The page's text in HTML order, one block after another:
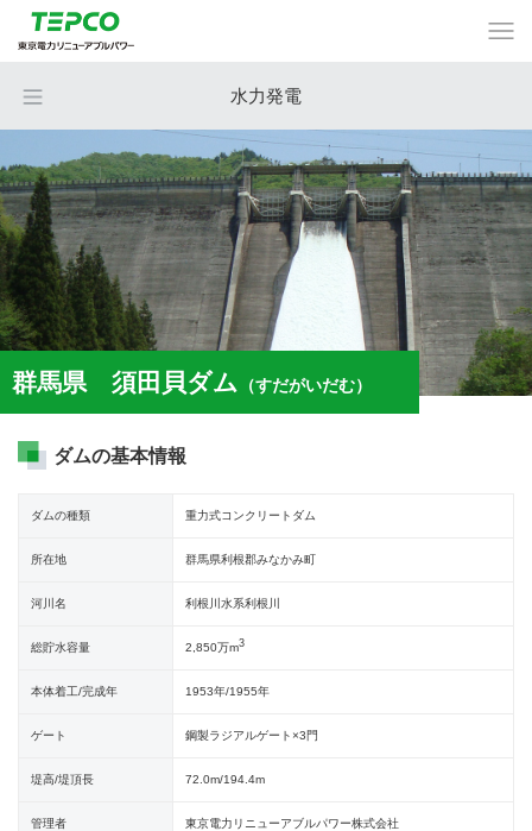
水力発電
群馬県 須田貝ダム （すだがいだむ）
ダムの基本情報
ダムの種類 重力式コンクリートダム
所在地 群馬県利根郡みなかみ町
河川名 利根川水系利根川
総貯水容量 2,850万m3
本体着工/完成年 1953年/1955年
ゲート 鋼製ラジアルゲート×3門
堤高/堤頂長 72.0m/194.4m
管理者 東京電力リニューアブルパワー株式会社